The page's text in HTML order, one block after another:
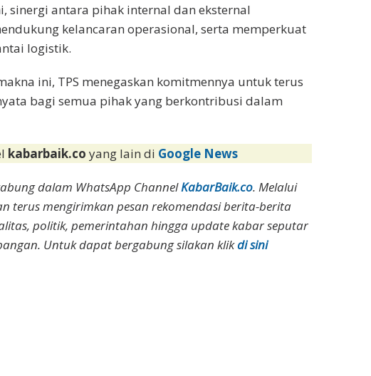
sinergi antara pihak internal dan eksternal
kelancaran operasional, serta memperkuat
logistik.
ini, TPS menegaskan komitmennya untuk terus
bagi semua pihak yang berkontribusi dalam
kabarbaik.coyang lain di Google News
dalam WhatsApp ChannelKabarBaik.co. Melalui
terus mengirimkan pesan rekomendasi berita-berita
politik, pemerintahan hingga update kabar seputar
Untuk dapat bergabung silakan klikdi sini